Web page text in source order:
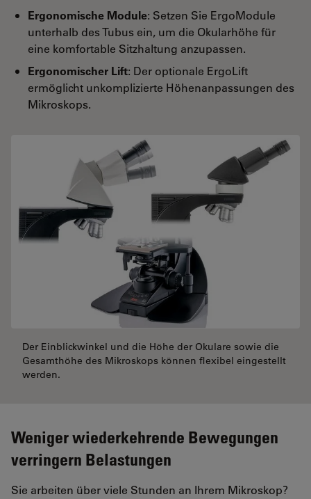
Ergonomische Module: Setzen Sie ErgoModule
unterhalb des Tubus ein, um die Okularhöhe für
eine komfortable Sitzhaltung anzupassen.
Ergonomischer Lift: Der optionale ErgoLift
ermöglicht unkomplizierte Höhenanpassungen des
Mikroskops.
Der Einblickwinkel und die Höhe der Okulare sowie die
Gesamthöhe des Mikroskops können flexibel eingestellt
werden.
Weniger wiederkehrende Bewegungen
verringern Belastungen
Sie arbeiten über viele Stunden an Ihrem Mikroskop?